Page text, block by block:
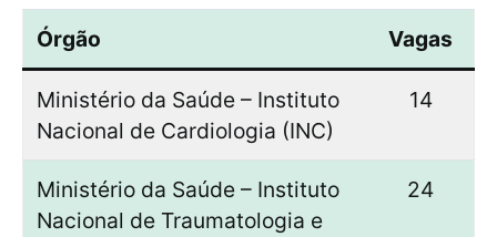
Órgão Vagas
Ministério da Saúde – Instituto
Nacional de Cardiologia (INC)
14
Ministério da Saúde – Instituto
Nacional de Traumatologia e
24